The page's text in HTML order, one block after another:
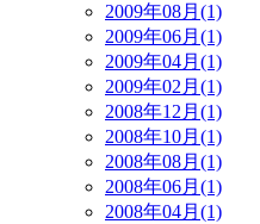
2009年08月(1)
2009年06月(1)
2009年04月(1)
2009年02月(1)
2008年12月(1)
2008年10月(1)
2008年08月(1)
2008年06月(1)
2008年04月(1)